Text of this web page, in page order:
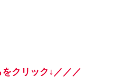
クリック↓／／／